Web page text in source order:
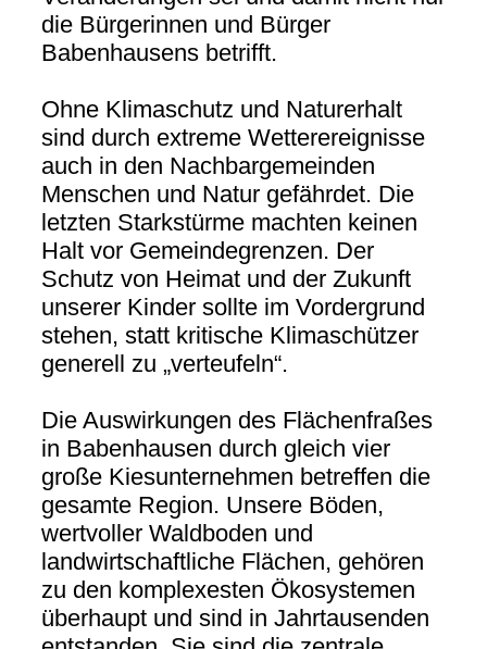
die Bürgerinnen und Bürger
Babenhausens betrifft.
Ohne Klimaschutz und Naturerhalt
sind durch extreme Wetterereignisse
auch in den Nachbargemeinden
Menschen und Natur gefährdet. Die
letzten Starkstürme machten keinen
Halt vor Gemeindegrenzen. Der
Schutz von Heimat und der Zukunft
unserer Kinder sollte im Vordergrund
stehen, statt kritische Klimaschützer
generell zu „verteufeln“.
Die Auswirkungen des Flächenfraßes
in Babenhausen durch gleich vier
große Kiesunternehmen betreffen die
gesamte Region. Unsere Böden,
wertvoller Waldboden und
landwirtschaftliche Flächen, gehören
zu den komplexesten Ökosystemen
überhaupt und sind in Jahrtausenden